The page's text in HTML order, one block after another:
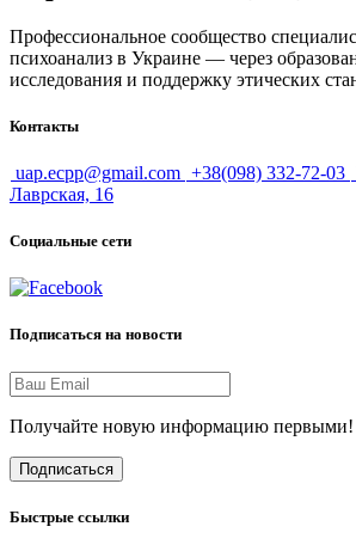
Профессиональное сообщество
психоанализ в Украине — через
исследования и поддержку этических
Контакты
uap.ecpp@gmail.com +38(098) 332-72-03
Лаврская, 16
Социальные сети
Подписаться на новости
Получайте новую информацию первыми!
Подписаться
Быстрые ссылки